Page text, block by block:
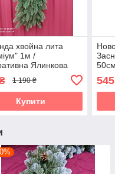
хвойна лита
1м /
Ялинкова
1 190 ₴
Купити
545